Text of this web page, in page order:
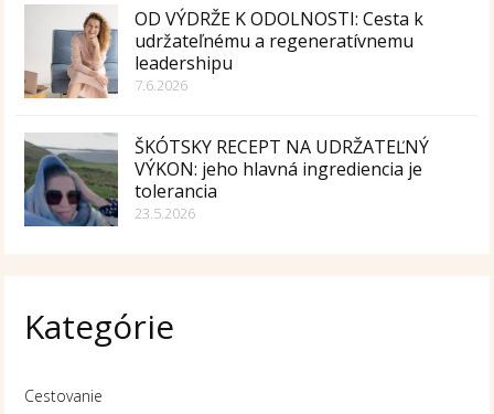
OD VÝDRŽE K ODOLNOSTI: Cesta k
udržateľnému a regeneratívnemu
leadershipu
7.6.2026
ŠKÓTSKY RECEPT NA UDRŽATEĽNÝ
VÝKON: jeho hlavná ingrediencia je
tolerancia
23.5.2026
Kategórie
Cestovanie